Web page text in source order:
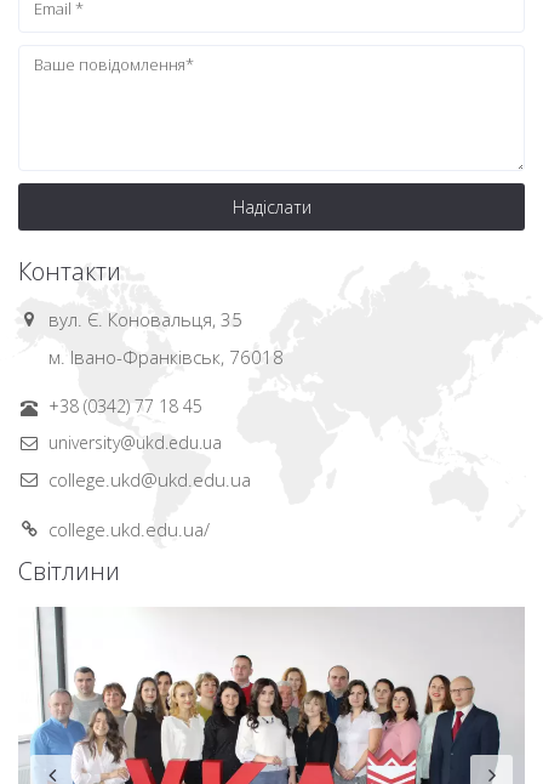
Надіслати
Контакти
вул. Є. Коновальця, 35
м. Івано-Франківськ, 76018
+38 (0342) 77 18 45
university@ukd.edu.ua
college.ukd@ukd.edu.ua
college.ukd.edu.ua/
Світлини